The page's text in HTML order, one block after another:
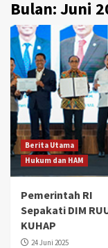
Bulan:Juni
Berita Utama
Hukum dan HAM
Pemerintah RI
Sepakati DIM
KUHAP
24 Juni 2025